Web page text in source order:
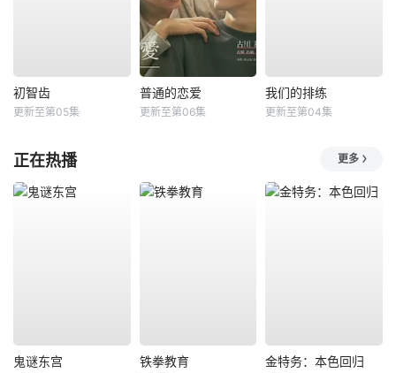
初智齿
更新至第05集
普通的恋爱
更新至第06集
我们的排练
更新至第04集
正在热播 更多
鬼谜东宫 铁拳教育 金特务：本色回归